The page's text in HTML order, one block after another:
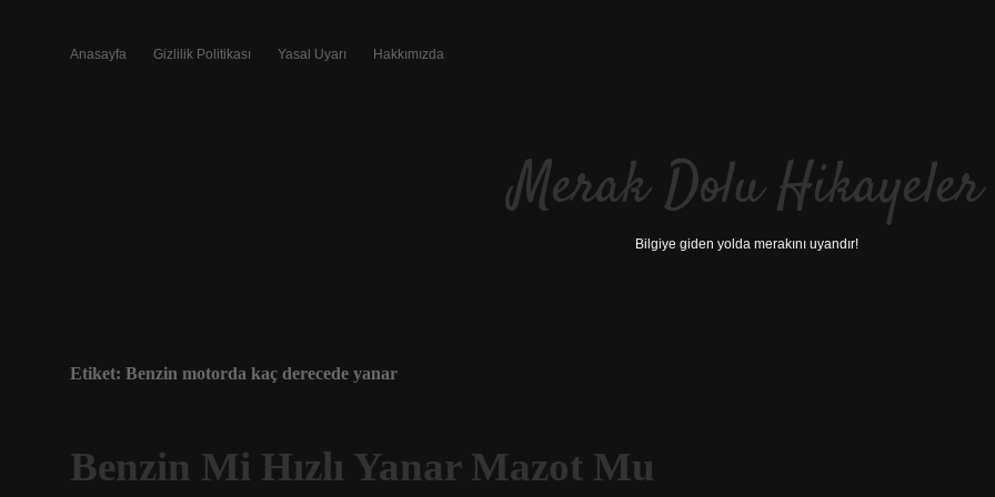
Anasayfa Gizlilik Politikası Yasal Uyarı Hakkımızda
Merak Dolu Hikayeler
Bilgiye giden yolda merakını uyandır!
Etiket: Benzin motorda kaç derecede yanar
Benzin Mi Hızlı Yanar Mazot Mu